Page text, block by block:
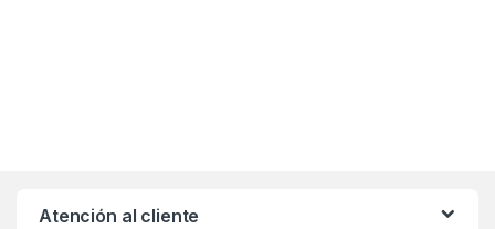
Atención al cliente